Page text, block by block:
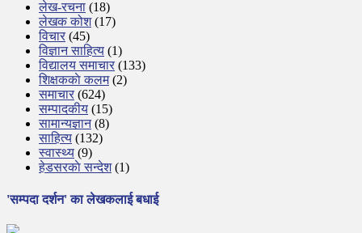
लेख-रचना (18)
लेखक कोश(17)
विचार (45)
विज्ञान साहित्य (1)
विद्यालय समाचार (133)
शिक्षककाे कलम(2)
समाचार (624)
सम्पादकीय (15)
सामान्यज्ञान(8)
साहित्य (132)
स्वास्थ्य (9)
हेडसरकाे सन्देश(1)
'सम्पदा दर्शन' का लेखकलाई बधाई